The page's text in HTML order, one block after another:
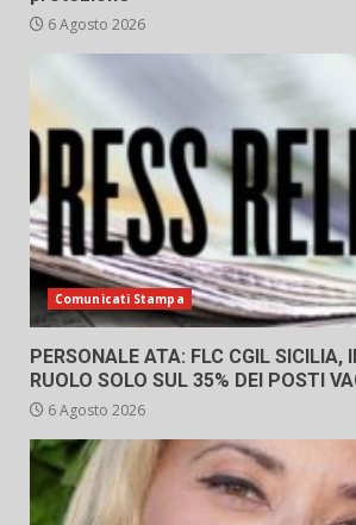
6 Agosto 2026
Comunicati Stampa
PERSONALE ATA: FLC CGIL SICILIA,
RUOLO SOLO SUL 35% DEI POSTI
6 Agosto 2026